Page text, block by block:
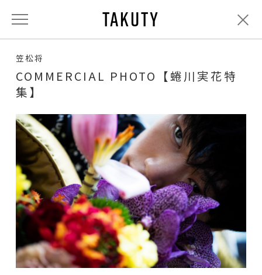
TAKUTY
笠松将
COMMERCIAL PHOTO【蜷川実花特
集】